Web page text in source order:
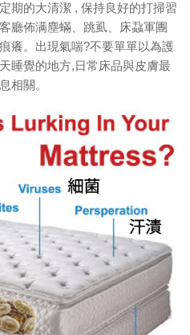
期的大清潔 , 保持良好的打掃習
廳佈满塵蟎、跳虱、床蝨軍團
癢。出現氣喘?不要單單以為護
睡覺的地方,日常床品與皮膚最
相關。